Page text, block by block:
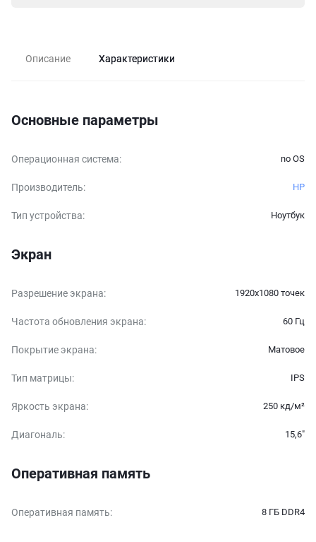
Описание Характеристики
Основные параметры
Операционная система: no OS
Производитель: HP
Тип устройства: Ноутбук
Экран
Разрешение экрана: 1920x1080 точек
Частота обновления экрана: 60 Гц
Покрытие экрана: Матовое
Тип матрицы: IPS
Яркость экрана: 250 кд/м²
Диагональ: 15,6″
Оперативная память
Оперативная память: 8 ГБ DDR4